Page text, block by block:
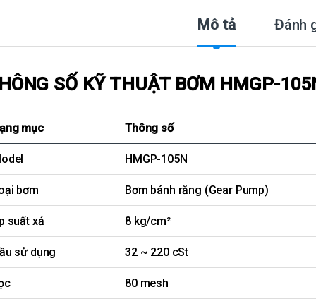
Mô tả Đánh
SỐ KỸ THUẬT BƠM HMGP-
mục Thông số
HMGP-105N
bơm Bơm bánh răng (Gear Pump)
suất xả 8 kg/cm²
sử dụng 32 ~ 220 cSt
80 mesh